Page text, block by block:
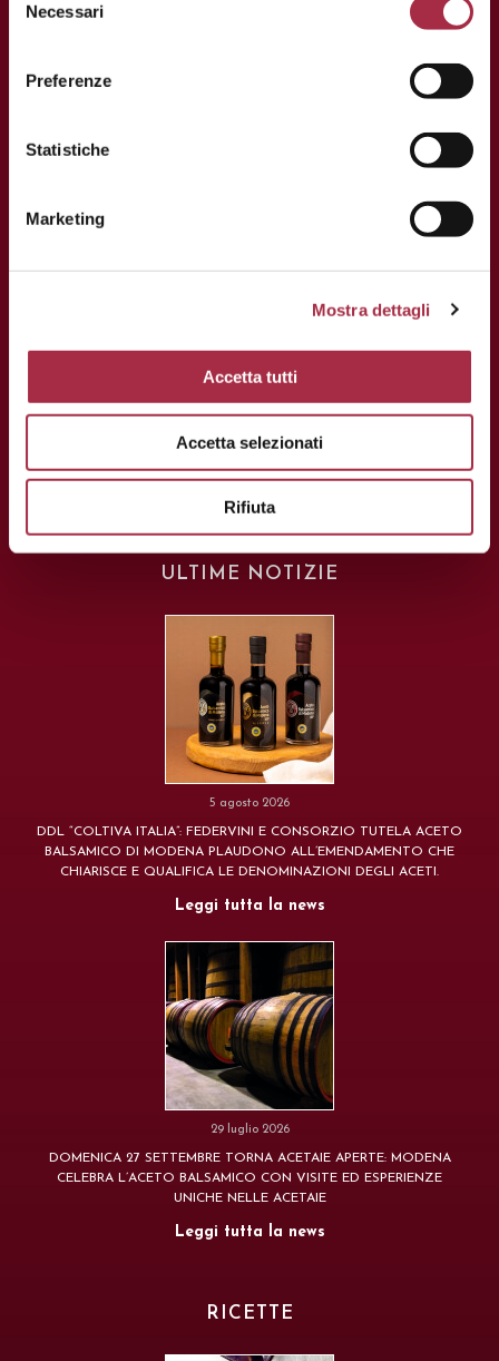
Necessari
Preferenze
Statistiche
Marketing
Mostra dettagli
Accetta tutti
Accetta selezionati
Rifiuta
info@consorziobalsamico.it
ULTIME NOTIZIE
5 agosto 2026
DDL “COLTIVA ITALIA”: FEDERVINI E CONSORZIO TUTELA ACETO
BALSAMICO DI MODENA PLAUDONO ALL’EMENDAMENTO CHE
CHIARISCE E QUALIFICA LE DENOMINAZIONI DEGLI ACETI.
Leggi tutta la news
29 luglio 2026
DOMENICA 27 SETTEMBRE TORNA ACETAIE APERTE: MODENA
CELEBRA L’ACETO BALSAMICO CON VISITE ED ESPERIENZE
UNICHE NELLE ACETAIE
Leggi tutta la news
RICETTE